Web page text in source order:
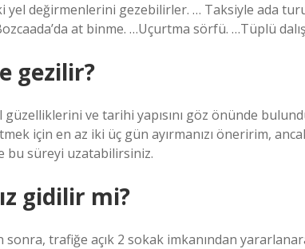
yel değirmenlerini gezebilirler. … Taksiyle ada
at binme. …Uçurtma sörfü. …Tüplü dalış
gezilir?
ve tarihi yapısını göz önünde
için en az iki üç gün ayırmanızı öneririm,
bu süreyi uzatabilirsiniz.
gidilir mi?
trafiğe açık 2 sokak imkanından